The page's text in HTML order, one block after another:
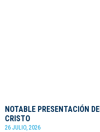
NOTABLE PRESENTACIÓN
CRISTO
26 JULIO, 2026